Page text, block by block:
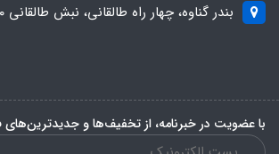
بندر گناوه، چهار راه طالقانی، نبش طالقانی ۲۰
با عضویت در خبرنامه، از تخفیف‌ها و جدیدترین‌های